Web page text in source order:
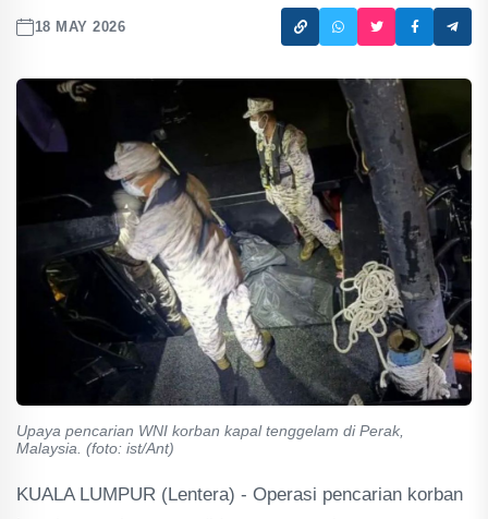
18 MAY 2026
Upaya pencarian WNI korban kapal tenggelam di Perak,
Malaysia. (foto: ist/Ant)
KUALA LUMPUR (Lentera) - Operasi pencarian korban